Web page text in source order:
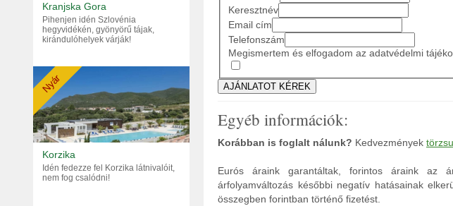
Kranjska Gora
Pihenjen idén Szlovénia
hegyvidékén, gyönyörű tájak,
kirándulóhelyek várják!
Nyár
Korzika
Idén fedezze fel Korzika látnivalóit,
nem fog csalódni!
Keresztnév
Email cím
Telefonszám
Megismertem és elfogadom az adatvédelmi
Egyéb információk:
Korábban is foglalt nálunk? Kedvezmények
Eurós áraink garantáltak, forintos áraink az
árfolyamváltozás későbbi negatív hatásainak
összegben forintban történő fizetést.